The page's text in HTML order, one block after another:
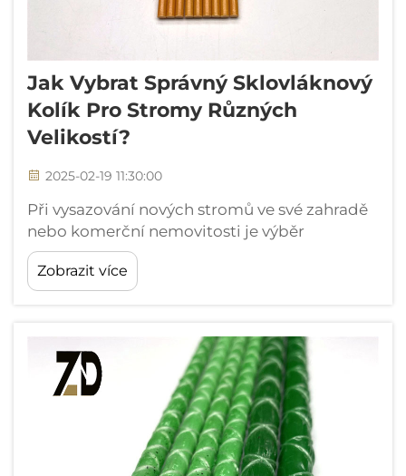
Jak Vybrat Správný Sklovláknový
Kolík Pro Stromy Různých
Velikostí?
2025-02-19 11:30:00
Při vysazování nových stromů ve své zahradě
nebo komerční nemovitosti je výběr
vhodného systému podpory klíčový pro
úspěšný růst a dlouhodobé zdraví.
Sklovláknový kolík pro stromy nabízí
povětrnostním vlivům ve srovnání s...
Zobrazit více